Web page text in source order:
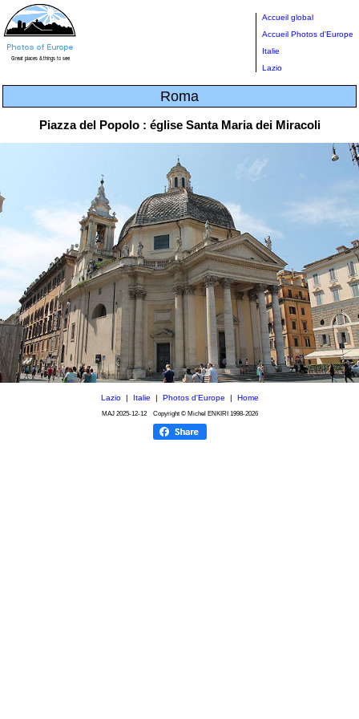
Accueil global
Accueil Photos d'Europe
Italie
Lazio
Roma
Piazza del Popolo : église Santa Maria dei Miracoli
Lazio| Italie | Photos d'Europe | Home
MAJ 2025-12-12Copyright © Michel ENKIRI 1998-2026